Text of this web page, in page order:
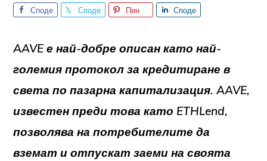
Споде
Споде
Пин
Споде
AAVE е най-добре описан като най-
големия протокол за кредитиране в
света по пазарна капитализация. AAVE,
известен преди това като ETHLend,
позволява на потребителите да
вземат и отпускат заеми на своята